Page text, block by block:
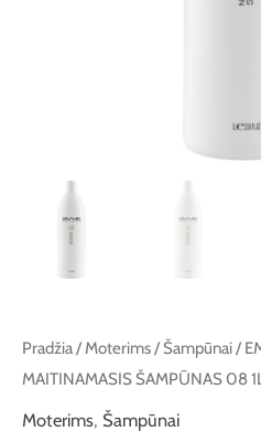
Pradžia/ Moterims/ Šampūnai/
MAITINAMASIS ŠAMPŪNAS 08
Moterims, Šampūnai